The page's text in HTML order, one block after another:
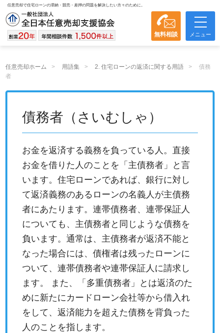
任意売却で住宅ローンの滞納・競売・差押の問題を解決したい方々のために。
無料相談 メニュー
任意売却ホーム 用語集 2. 住宅ローンの返済に関する用語
債務
者
債務者（さいむしゃ）
お金を返済する義務を負っている人。直接
お金を借りた人のことを「主債務者」と言
います。住宅ローンであれば、銀行に対し
て返済義務のあるローンの名義人が主債務
者にあたります。連帯債務者、連帯保証人
についても、主債務者と同じような債務を
負います。通常は、主債務者が返済不能と
なった場合には、債権者は残ったローンに
ついて、連帯債務者や連帯保証人に請求し
ます。 また、「多重債務者」とは返済のた
めに新たにカードローン会社等から借入れ
をして、返済能力を超えた債務を背負った
人のことを指します。